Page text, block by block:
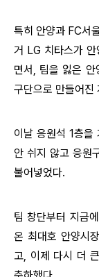
특히 안양과 FC서
거 LG 치타스가
면서, 팀을 잃은 안
구단으로 만들어진
이날 응원석 1층을
안 쉬지 않고 응원
불어넣었다.
팀 창단부터 지금
온 최대호 안양시
고, 이제 다시 더